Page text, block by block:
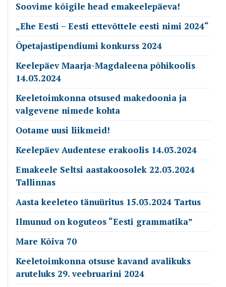
Soovime kõigile head emakeelepäeva!
„Ehe Eesti – Eesti ettevõttele eesti nimi 2024“
Õpetajastipendiumi konkurss 2024
Keelepäev Maarja-Magdaleena põhikoolis
14.03.2024
Keeletoimkonna otsused makedoonia ja
valgevene nimede kohta
Ootame uusi liikmeid!
Keelepäev Audentese erakoolis 14.03.2024
Emakeele Seltsi aastakoosolek 22.03.2024
Tallinnas
Aasta keeleteo tänuüritus 15.03.2024 Tartus
Ilmunud on koguteos “Eesti grammatika”
Mare Kõiva 70
Keeletoimkonna otsuse kavand avalikuks
aruteluks 29. veebruarini 2024